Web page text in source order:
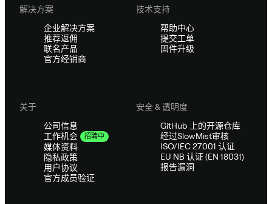
解决方案
企业解决方案
推荐返佣
联名产品
官方经销商
技术支持
帮助中心
提交工单
固件升级
关于
公司信息
工作机会
招聘中
媒体资料
隐私政策
用户协议
官方成员验证
安全 & 透明度
GitHub 上的开源仓库
经过SlowMist审核
ISO/IEC 27001 认证
EU NB 认证 (EN 18031)
报告漏洞